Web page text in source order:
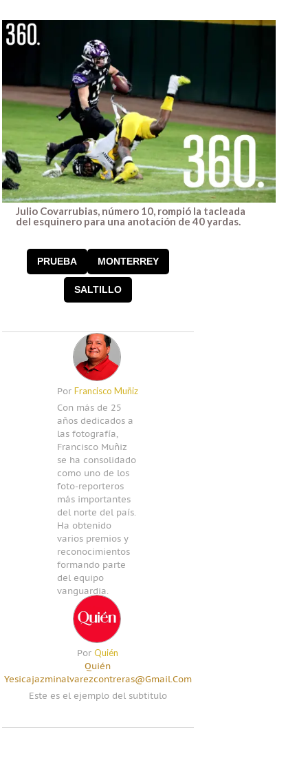
Julio Covarrubias, número 10, rompió la tacleada
del esquinero para una anotación de 40 yardas.
PRUEBA MONTERREY
SALTILLO
PorFrancisco Muñiz
Con más de 25
años dedicados a
las fotografía,
Francisco Muñiz
se ha consolidado
como uno de los
foto-reporteros
más importantes
del norte del país.
Ha obtenido
varios premios y
reconocimientos
formando parte
del equipo
vanguardia.
PorQuién
Quién
Yesicajazminalvarezcontreras@gmail.com
Este es el ejemplo del subtitulo